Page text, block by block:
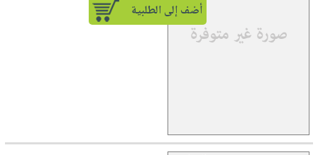
أضف إلى الطلبية